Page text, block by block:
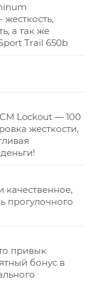
жесткость,
а так же
Trail 650b
Lockout — 100
жесткости,
качественное,
прогулочного
привык
бонус в